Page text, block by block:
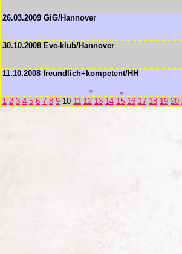
26.03.2009 GiG/Hannover
30.10.2008 Eve-klub/Hannover
11.10.2008 freundlich+kompetent/HH
1 2 3 4 5 6 7 8 9 10 11 12 13 14 15 16 17 18 19 20